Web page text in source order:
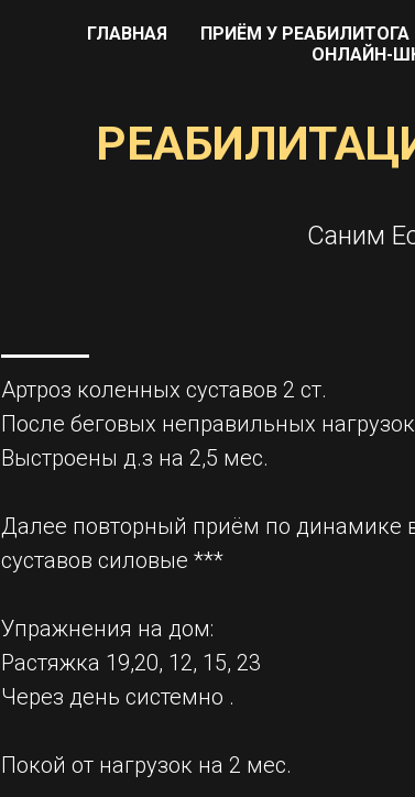
ГЛАВНАЯ ПРИЁМ У РЕАБИЛИТОГА
ОНЛАЙН-
Саним
Артроз коленных суставов 2 ст.
После беговых неправильных
Выстроены д.з на 2,5 мес.
Далее повторный приём по динамике
суставов силовые ***
Упражнения на дом:
Растяжка 19,20, 12, 15, 23
Через день системно .
Покой от нагрузок на 2 мес.